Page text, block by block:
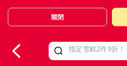
Valid Until 30 June 2026
關閉